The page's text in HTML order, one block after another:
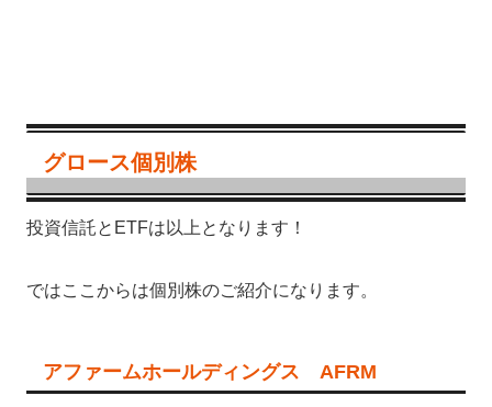
グロース個別株
投資信託とETFは以上となります！
ではここからは個別株のご紹介になります。
アファームホールディングス AFRM